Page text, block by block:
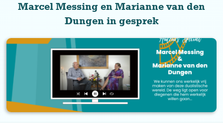
Marcel Messing en Marianne van den
Dungen in gesprek